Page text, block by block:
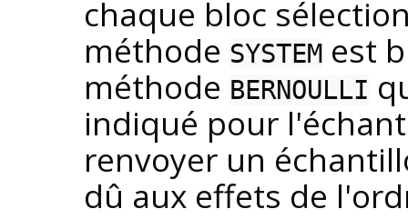
chaque bloc
méthode SYSTEM est
méthode BERNOULLI
indiqué pour
renvoyer un
dû aux effets de